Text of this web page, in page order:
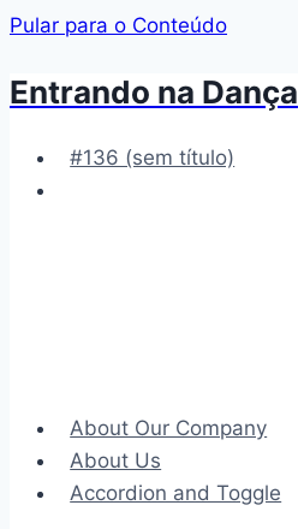
Pular para o Conteúdo
Entrando na Dança
#136 (sem título)
About Our Company
About Us
Accordion and Toggle